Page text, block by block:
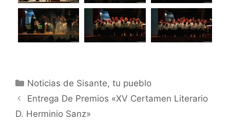
Noticias de Sisante, tu pueblo
Entrega De Premios «XV Certamen Literario
D. Herminio Sanz»